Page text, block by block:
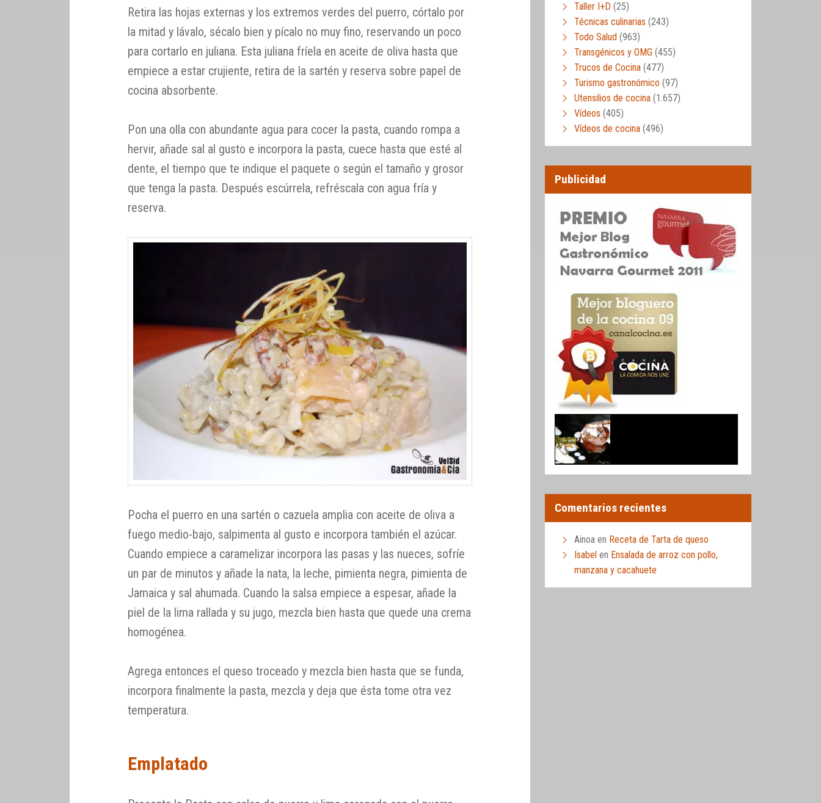
Retira las hojas externas y los extremos verdes del puerro, córtalo por
la mitad y lávalo, sécalo bien y pícalo no muy fino, reservando un poco
para cortarlo en juliana. Esta juliana fríela en aceite de oliva hasta que
empiece a estar crujiente, retira de la sartén y reserva sobre papel de
cocina absorbente.
Pon una olla con abundante agua para cocer la pasta, cuando rompa a
hervir, añade sal al gusto e incorpora la pasta, cuece hasta que esté al
dente, el tiempo que te indique el paquete o según el tamaño y grosor
que tenga la pasta. Después escúrrela, refréscala con agua fría y
reserva.
Pocha el puerro en una sartén o cazuela amplia con aceite de oliva a
fuego medio-bajo, salpimenta al gusto e incorpora también el azúcar.
Cuando empiece a caramelizar incorpora las pasas y las nueces, sofríe
un par de minutos y añade la nata, la leche, pimienta negra, pimienta de
Jamaica y sal ahumada. Cuando la salsa empiece a espesar, añade la
piel de la lima rallada y su jugo, mezcla bien hasta que quede una crema
homogénea.
Agrega entonces el queso troceado y mezcla bien hasta que se funda,
incorpora finalmente la pasta, mezcla y deja que ésta tome otra vez
temperatura.
Emplatado
Taller I+D (25)
Técnicas culinarias (243)
Todo Salud (963)
Transgénicos y OMG (455)
Trucos de Cocina (477)
Turismo gastronómico (97)
Utensilios de cocina (1.657)
Vídeos (405)
Vídeos de cocina (496)
Publicidad
Comentarios recientes
Ainoa en Receta de Tarta de queso
Isabel en Ensalada de arroz con pollo,
manzana y cacahuete